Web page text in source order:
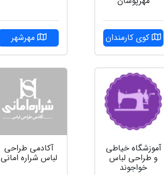
کوی کارمندان مهرشهر
آموزشگاه خیاطی
و طراحی لباس
خواجوند
آکادمی طراحی
لباس شراره امانی